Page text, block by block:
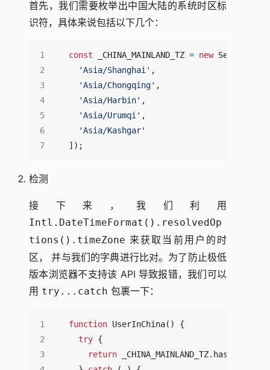
首先，我们需要枚举出中国大陆的系统时区标
识符，具体来说包括以下几个：
3
4
5
6
7
const _CHINA_MAINLAND_TZ = new Set
'Asia/Shanghai' ,
'Asia/Chongqing' ,
'Asia/Harbin' ,
'Asia/Urumqi' ,
'Asia/Kashgar'
]);
检测
接下来，我们利用
Intl.DateTimeFormat().resolvedOp
tions().timeZone 来获取当前用户的时
区， 并与我们的字典进行比对。为了防止极低
版本浏览器不支持该 API 导致报错，我们可以
用 try...catch 包裹一下：
3
function UserInChina()
{
try {
return
_CHINA_MAINLAND_TZ. has